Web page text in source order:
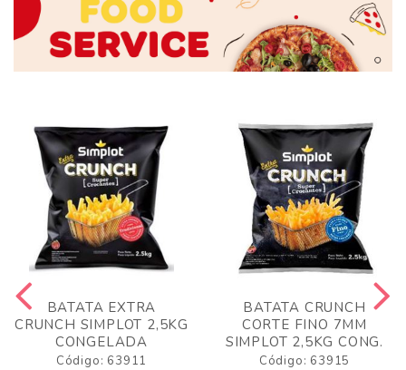
BATATA EXTRA
CRUNCH SIMPLOT 2,5KG
CONGELADA
Código: 63911
BATATA CRUNCH
CORTE FINO 7MM
SIMPLOT 2,5KG CONG.
Código: 63915